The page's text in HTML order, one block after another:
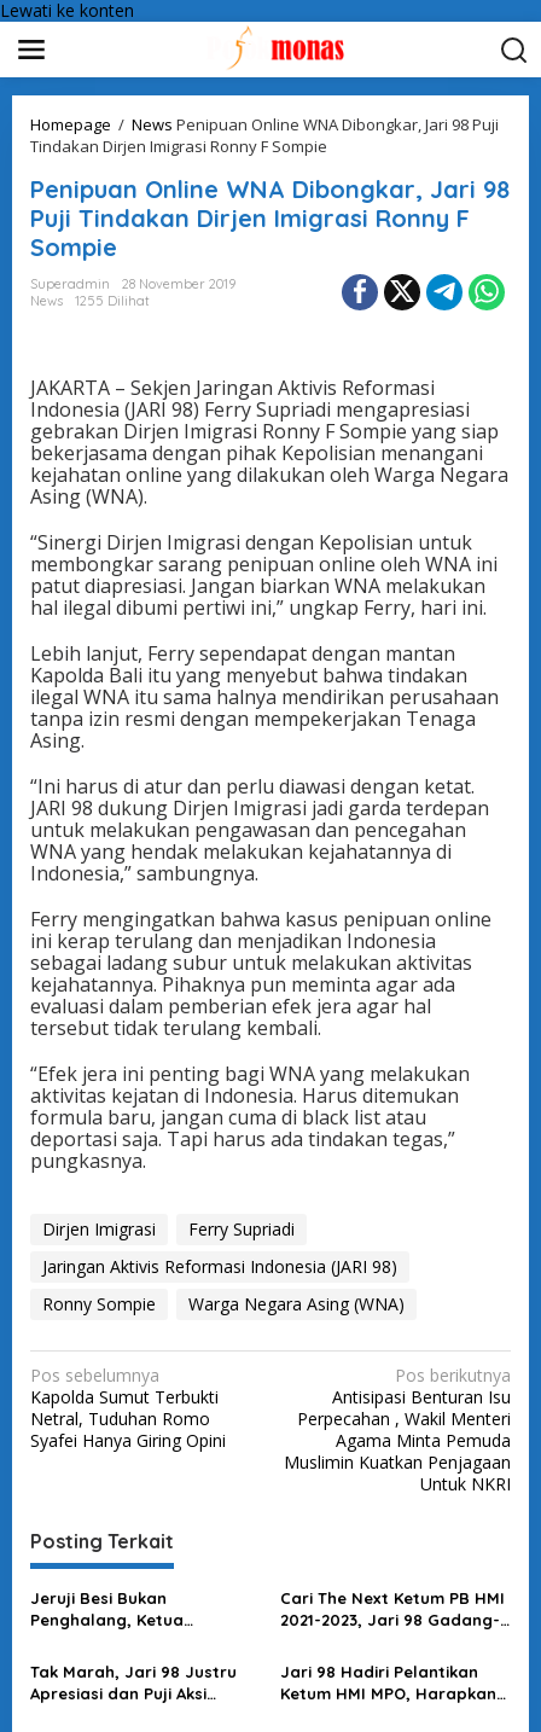
Lewati ke konten
Homepage / News Penipuan Online WNA Dibongkar, Jari 98 Puji
Tindakan Dirjen Imigrasi Ronny F Sompie
Penipuan Online WNA Dibongkar, Jari 98
Puji Tindakan Dirjen Imigrasi Ronny F
Sompie
Superadmin
28 November 2019
News
1255 Dilihat
JAKARTA – Sekjen Jaringan Aktivis Reformasi
Indonesia (JARI 98) Ferry Supriadi mengapresiasi
gebrakan Dirjen Imigrasi Ronny F Sompie yang siap
bekerjasama dengan pihak Kepolisian menangani
kejahatan online yang dilakukan oleh Warga Negara
Asing (WNA).
“Sinergi Dirjen Imigrasi dengan Kepolisian untuk
membongkar sarang penipuan online oleh WNA ini
patut diapresiasi. Jangan biarkan WNA melakukan
hal ilegal dibumi pertiwi ini,” ungkap Ferry, hari ini.
Lebih lanjut, Ferry sependapat dengan mantan
Kapolda Bali itu yang menyebut bahwa tindakan
ilegal WNA itu sama halnya mendirikan perusahaan
tanpa izin resmi dengan mempekerjakan Tenaga
Asing.
“Ini harus di atur dan perlu diawasi dengan ketat.
JARI 98 dukung Dirjen Imigrasi jadi garda terdepan
untuk melakukan pengawasan dan pencegahan
WNA yang hendak melakukan kejahatannya di
Indonesia,” sambungnya.
Ferry mengingatkan bahwa kasus penipuan online
ini kerap terulang dan menjadikan Indonesia
sebagai ladang subur untuk melakukan aktivitas
kejahatannya. Pihaknya pun meminta agar ada
evaluasi dalam pemberian efek jera agar hal
tersebut tidak terulang kembali.
“Efek jera ini penting bagi WNA yang melakukan
aktivitas kejatan di Indonesia. Harus ditemukan
formula baru, jangan cuma di black list atau
deportasi saja. Tapi harus ada tindakan tegas,”
pungkasnya.
Dirjen Imigrasi
Ferry Supriadi
Jaringan Aktivis Reformasi Indonesia (JARI 98)
Ronny Sompie
Warga Negara Asing (WNA)
N
a
v
a
s
i
o
s
Pos sebelumnya
Kapolda Sumut Terbukti
Netral, Tuduhan Romo
Syafei Hanya Giring Opini
Pos berikutnya
Antisipasi Benturan Isu
Perpecahan , Wakil Menteri
Agama Minta Pemuda
Muslimin Kuatkan Penjagaan
Untuk NKRI
Posting Terkait
Jeruji Besi Bukan
Penghalang, Ketua
Berkarya dan Asah Diri
Cari The Next Ketum PB HMI
2021-2023, Jari 98 Gadang-
Tak Marah, Jari 98 Justru
Apresiasi dan Puji Aksi
Jari 98 Hadiri Pelantikan
Ketum HMI MPO, Harapkan